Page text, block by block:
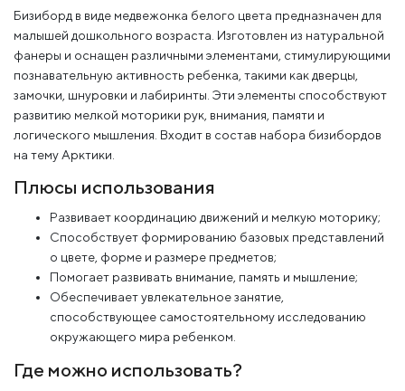
Бизиборд в виде медвежонка белого цвета предназначен для
малышей дошкольного возраста. Изготовлен из натуральной
фанеры и оснащен различными элементами, стимулирующими
познавательную активность ребенка, такими как дверцы,
замочки, шнуровки и лабиринты. Эти элементы способствуют
развитию мелкой моторики рук, внимания, памяти и
логического мышления. Входит в состав набора бизибордов
на тему Арктики.
Плюсы использования
Развивает координацию движений и мелкую моторику;
Способствует формированию базовых представлений
о цвете, форме и размере предметов;
Помогает развивать внимание, память и мышление;
Обеспечивает увлекательное занятие,
способствующее самостоятельному исследованию
окружающего мира ребенком.
Где можно использовать?